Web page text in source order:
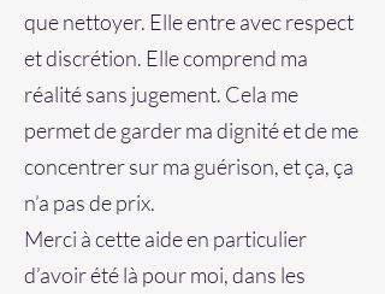
que nettoyer. Elle entre avec respect
et discrétion. Elle comprend ma
réalité sans jugement. Cela me
permet de garder ma dignité et de me
concentrer sur ma guérison, et ça, ça
n’a pas de prix.
Merci à cette aide en particulier
d’avoir été là pour moi, dans les